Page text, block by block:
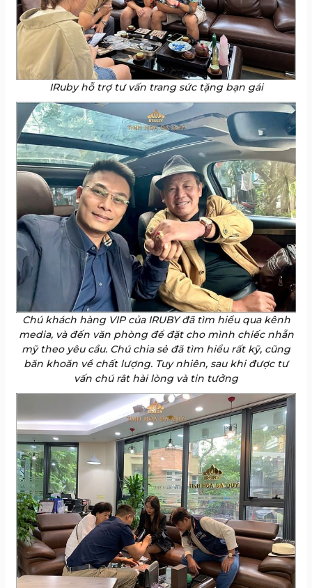
IRuby hỗ trợ tư vấn trang sức tặng bạn gái
Chú khách hàng VIP của IRUBY đã tìm hiểu qua kênh
media, và đến văn phòng để đặt cho mình chiếc nhẫn
mỹ theo yêu cầu. Chú chia sẻ đã tìm hiểu rất kỹ, cũng
băn khoăn về chất lượng. Tuy nhiên, sau khi được tư
vấn chú rât hài lòng và tin tưởng